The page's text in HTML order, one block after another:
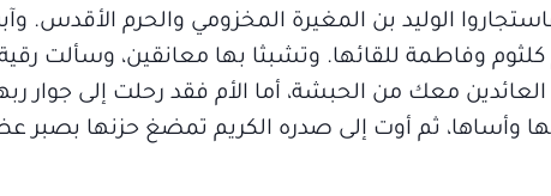
الوليد بن المغيرة المخزومي والحرم الأقدس.
وفاطمة للقائها. وتشبثا بها معانقين، وسألت
العائدين معك من الحبشة، أما الأم فقد رحلت إلى جوار
وأساها، ثم أوت إلى صدره الكريم تمضغ حزنها بصبر